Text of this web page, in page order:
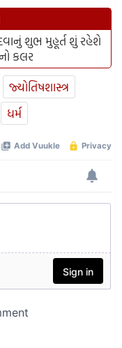
શુભ મુહૂર્ત શું રહેશે
કલર
જ્યોતિષશાસ્ત્ર
ધર્મ